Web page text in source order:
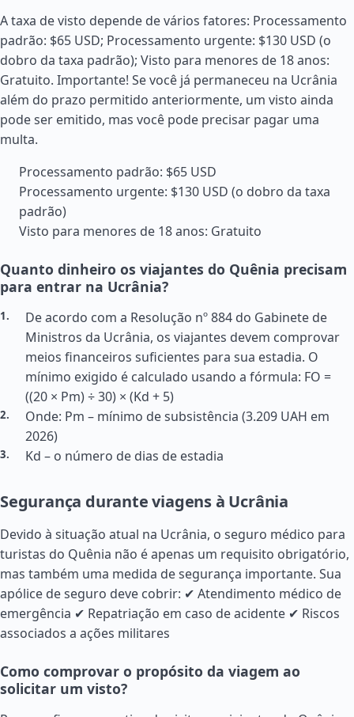
A taxa de visto depende de vários fatores: Processamento
padrão: $65 USD; Processamento urgente: $130 USD (o
dobro da taxa padrão); Visto para menores de 18 anos:
Gratuito. Importante! Se você já permaneceu na Ucrânia
além do prazo permitido anteriormente, um visto ainda
pode ser emitido, mas você pode precisar pagar uma
multa.
Processamento padrão: $65 USD
Processamento urgente: $130 USD (o dobro da taxa
padrão)
Visto para menores de 18 anos: Gratuito
Quanto dinheiro os viajantes do Quênia precisam
para entrar na Ucrânia?
De acordo com a Resolução nº 884 do Gabinete de
Ministros da Ucrânia, os viajantes devem comprovar
meios financeiros suficientes para sua estadia. O
mínimo exigido é calculado usando a fórmula: FO =
((20 × Pm) ÷ 30) × (Kd + 5)
Onde: Pm – mínimo de subsistência (3.209 UAH em
2026)
Kd – o número de dias de estadia
Segurança durante viagens à Ucrânia
Devido à situação atual na Ucrânia, o seguro médico para
turistas do Quênia não é apenas um requisito obrigatório,
mas também uma medida de segurança importante. Sua
apólice de seguro deve cobrir: ✔ Atendimento médico de
emergência ✔ Repatriação em caso de acidente ✔ Riscos
associados a ações militares
Como comprovar o propósito da viagem ao
solicitar um visto?